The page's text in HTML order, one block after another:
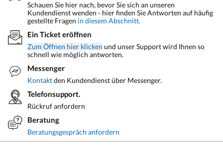
Schauen Sie hier nach, bevor Sie sich an unseren
Kundendienst wenden - hier finden Sie Antworten auf häufig
gestellte Fragen in diesem Abschnitt.
Ein Ticket eröffnen
Zum Öffnen hier klicken und unser Support wird Ihnen so
schnell wie möglich antworten.
Messenger
Kontaktden Kundendienst über Messenger.
Telefonsupport.
Rückruf anfordern
Beratung
Beratungsgespräch anfordern